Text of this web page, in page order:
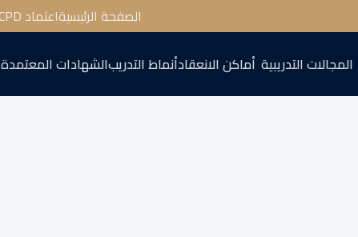
الصفحة الرئيسيةاعتماد CPD
المجالات التدريبية أماكن الانعقادأنماط التدريبالشهادات المعتمدة